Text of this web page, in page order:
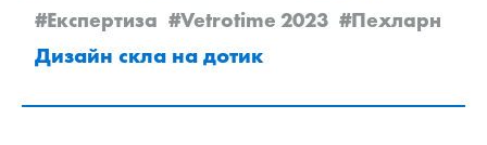
#Експертиза #Vetrotime 2023 #Пехларн
Дизайн скла на дотик